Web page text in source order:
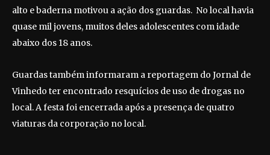
alto e baderna motivou a ação dos guardas. No local havia
quase mil jovens, muitos deles adolescentes com idade
abaixo dos 18 anos.
Guardas também informaram a reportagem do Jornal de
Vinhedo ter encontrado resquícios de uso de drogas no
local. A festa foi encerrada após a presença de quatro
viaturas da corporação no local.